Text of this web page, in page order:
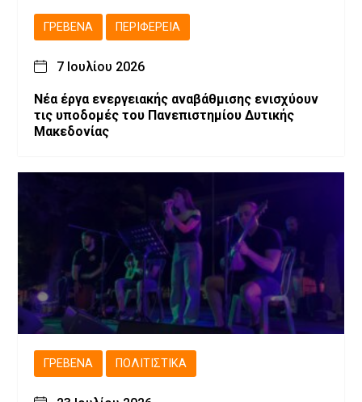
ΓΡΕΒΕΝΆ ΠΕΡΙΦΈΡΕΙΑ
7 Ιουλίου 2026
Νέα έργα ενεργειακής αναβάθμισης ενισχύουν
τις υποδομές του Πανεπιστημίου Δυτικής
Μακεδονίας
ΓΡΕΒΕΝΆ ΠΟΛΙΤΙΣΤΙΚΆ